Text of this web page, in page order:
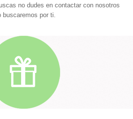
no dudes en contactar con nosotros
buscaremos por ti.